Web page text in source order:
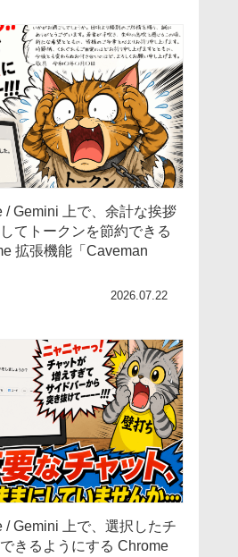
/ Gemini 上で、余計な挨拶
てトークンを節約できる
拡張機能「Caveman
2026.07.22
/ Gemini 上で、選択したチ
きるようにする Chrome